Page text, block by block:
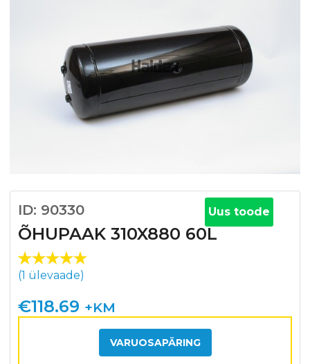
ID: 90330
ÕHUPAAK 310X880 60L
Uus toode
Hinnatud
5.00
1
kliendi
hinnangu
(1 ülevaade)
€118.69 +KM
VARUOSAPÄRING